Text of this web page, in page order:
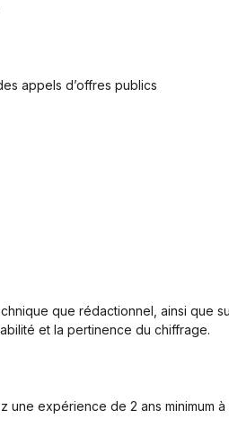
appels d’offres publics
que rédactionnel, ainsi que
et la pertinence du chiffrage.
expérience de 2 ans minimum